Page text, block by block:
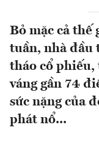
Bỏ mặc cả thế
tuần, nhà đầu
tháo cổ phiếu,
váng gần 74
sức nặng của
phát nổ...